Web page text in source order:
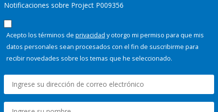
Notificaciones sobre Project P009356
Acepto los términos de privacidad y otorgo mi permiso para que mis
datos personales sean procesados con el fin de suscribirme para
recibir novedades sobre los temas que he seleccionado.